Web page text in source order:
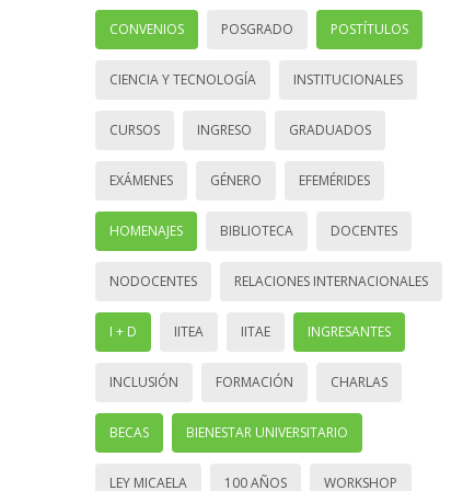
CONVENIOS POSGRADO POSTÍTULOS
CIENCIA Y TECNOLOGÍA INSTITUCIONALES
CURSOS INGRESO GRADUADOS
EXÁMENES GÉNERO EFEMÉRIDES
HOMENAJES BIBLIOTECA DOCENTES
NODOCENTES RELACIONES INTERNACIONALES
I + D IITEA IITAE INGRESANTES
INCLUSIÓN FORMACIÓN CHARLAS
BECAS BIENESTAR UNIVERSITARIO
LEY MICAELA 100 AÑOS WORKSHOP